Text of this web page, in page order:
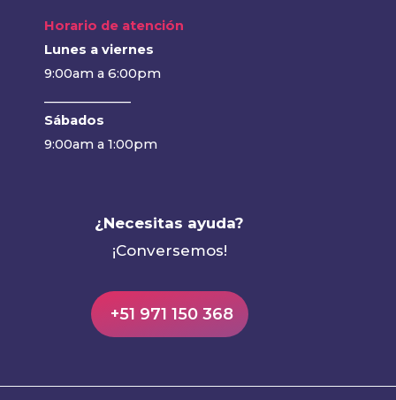
Horario de atención
Lunes a viernes
9:00am a 6:00pm
Sábados
9:00am a 1:00pm
¿Necesitas ayuda?
¡Conversemos!
+51 971 150 368